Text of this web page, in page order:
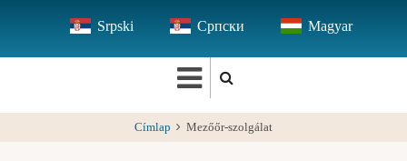
tartalomra
Srpski Српски Magyar
Címlap Mezőőr-szolgálat